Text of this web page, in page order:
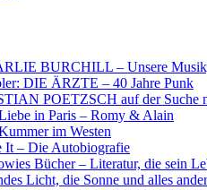
BURCHILL – Unsere Musik,
DIE ÄRZTE – 40 Jahre Punk
POETZSCH auf der Suche
in Paris – Romy & Alain
im Westen
It – Die Autobiografie
Bücher – Literatur, die sein
Licht, die Sonne und alles